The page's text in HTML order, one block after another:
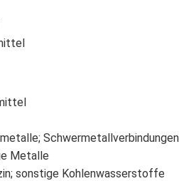
Schwermetallverbindungen
Metalle
sonstige Kohlenwasserstoffe